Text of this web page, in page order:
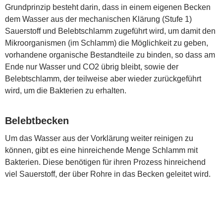
Grundprinzip besteht darin, dass in einem eigenen Becken
dem Wasser aus der mechanischen Klärung (Stufe 1)
Sauerstoff und Belebtschlamm zugeführt wird, um damit den
Mikroorganismen (im Schlamm) die Möglichkeit zu geben,
vorhandene organische Bestandteile zu binden, so dass am
Ende nur Wasser und CO2 übrig bleibt, sowie der
Belebtschlamm, der teilweise aber wieder zurückgeführt
wird, um die Bakterien zu erhalten.
Belebtbecken
Um das Wasser aus der Vorklärung weiter reinigen zu
können, gibt es eine hinreichende Menge Schlamm mit
Bakterien. Diese benötigen für ihren Prozess hinreichend
viel Sauerstoff, der über Rohre in das Becken geleitet wird.